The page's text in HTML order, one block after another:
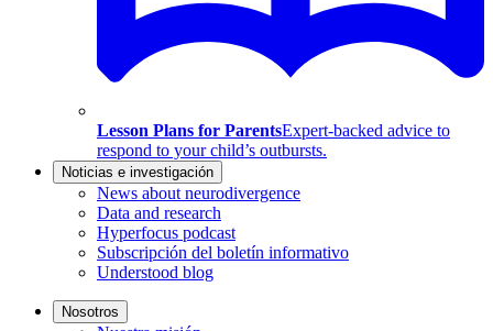
Lesson Plans for ParentsExpert-backed advice to
respond to your child’s outbursts.
Noticias e investigación
News about neurodivergence
Data and research
Hyperfocus podcast
Subscripción del boletín informativo
Understood blog
Nosotros